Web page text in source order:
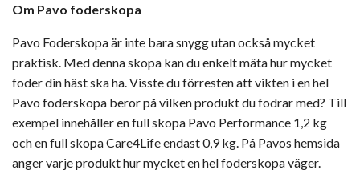
Om Pavo foderskopa
Pavo Foderskopa är inte bara snygg utan också mycket
praktisk. Med denna skopa kan du enkelt mäta hur mycket
foder din häst ska ha. Visste du förresten att vikten i en hel
Pavo foderskopa beror på vilken produkt du fodrar med? Till
exempel innehåller en full skopa Pavo Performance 1,2 kg
och en full skopa Care4Life endast 0,9 kg. På Pavos hemsida
anger varje produkt hur mycket en hel foderskopa väger.